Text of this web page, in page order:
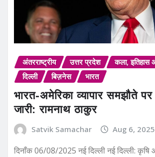
अंतरराष्ट्रीय उत्तर प्रदेश
कला, इतिहास
दिल्ली
बिज़नेस भारत
भारत-अमेरिका व्यापार समझौते
जारी: रामनाथ ठाकुर
Satvik Samachar Aug 6, 2025
दिनाँक 06/08/2025 नई दिल्ली नई दिल्ली: